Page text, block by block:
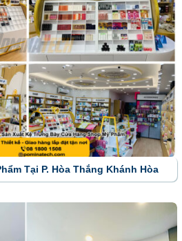
Tại P. Hòa Thắng Khánh Hòa